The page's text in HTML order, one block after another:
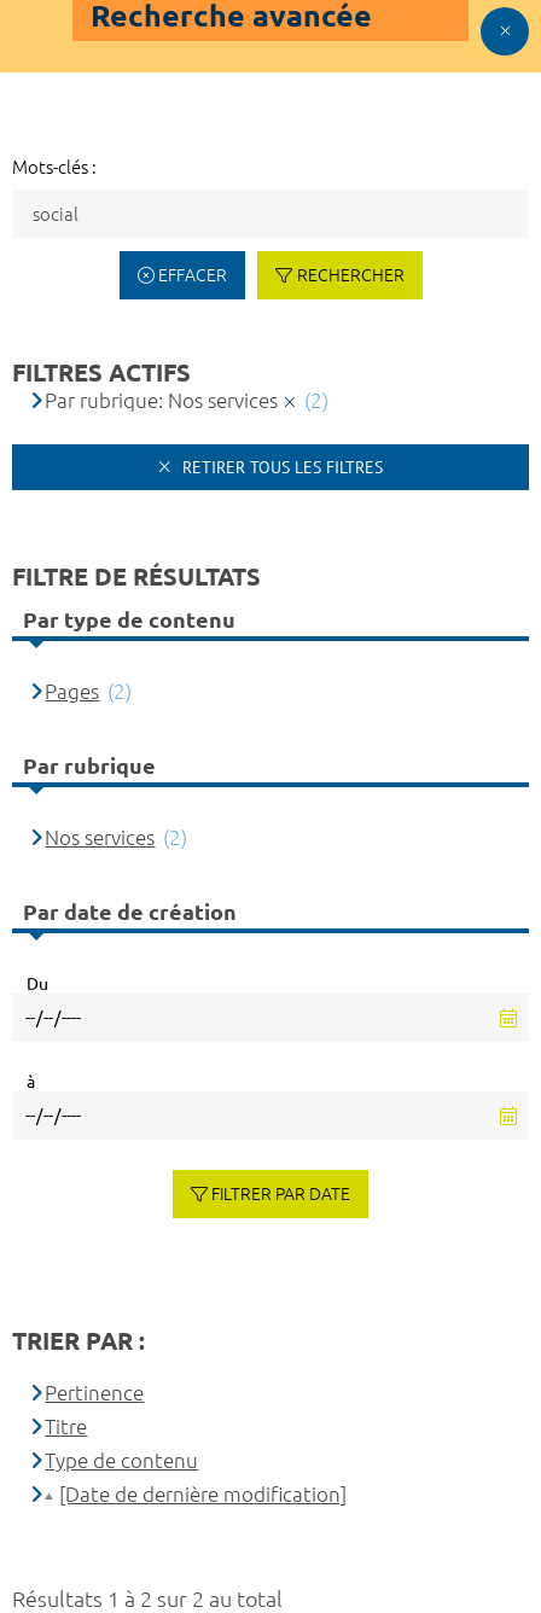
Recherche avancée
Mots-clés :
EFFACER RECHERCHER
Résultats 1 à 2 sur 2 au total
FILTRES ACTIFS
Par rubrique: Nos services (2)
RETIRER TOUS LES FILTRES
FILTRE DE RÉSULTATS
Par type de contenu
Pages (2)
Par rubrique
Nos services (2)
Par date de création
Du
à
FILTRER PAR DATE
TRIER PAR :
Pertinence
Titre
Type de contenu
[Date de dernière modification]